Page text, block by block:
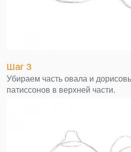
Шаг 3
Убираем часть овала и
патиссонов в верхней части.